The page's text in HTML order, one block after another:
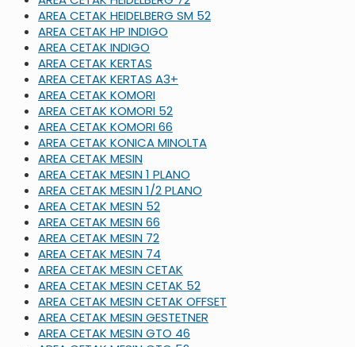
AREA CETAK HEIDELBERG SM 52
AREA CETAK HP INDIGO
AREA CETAK INDIGO
AREA CETAK KERTAS
AREA CETAK KERTAS A3+
AREA CETAK KOMORI
AREA CETAK KOMORI 52
AREA CETAK KOMORI 66
AREA CETAK KONICA MINOLTA
AREA CETAK MESIN
AREA CETAK MESIN 1 PLANO
AREA CETAK MESIN 1/2 PLANO
AREA CETAK MESIN 52
AREA CETAK MESIN 66
AREA CETAK MESIN 72
AREA CETAK MESIN 74
AREA CETAK MESIN CETAK
AREA CETAK MESIN CETAK 52
AREA CETAK MESIN CETAK OFFSET
AREA CETAK MESIN GESTETNER
AREA CETAK MESIN GTO 46